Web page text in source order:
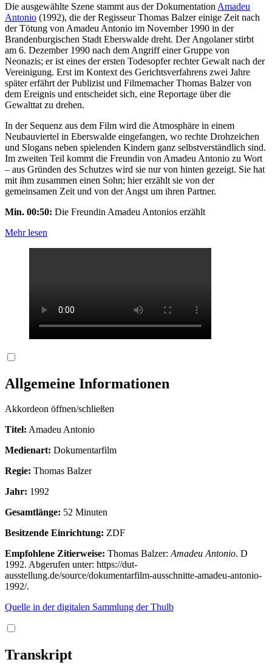
Die ausgewählte Szene stammt aus der Dokumentation Amadeu
Antonio (1992), die der Regisseur Thomas Balzer einige Zeit nach
der Tötung von Amadeu Antonio im November 1990 in der
Brandenburgischen Stadt Eberswalde dreht. Der Angolaner stirbt
am 6. Dezember 1990 nach dem Angriff einer Gruppe von
Neonazis; er ist eines der ersten Todesopfer rechter Gewalt nach der
Vereinigung. Erst im Kontext des Gerichtsverfahrens zwei Jahre
später erfährt der Publizist und Filmemacher Thomas Balzer von
dem Ereignis und entscheidet sich, eine Reportage über die
Gewalttat zu drehen.
In der Sequenz aus dem Film wird die Atmosphäre in einem
Neubauviertel in Eberswalde eingefangen, wo rechte Drohzeichen
und Slogans neben spielenden Kindern ganz selbstverständlich sind.
Im zweiten Teil kommt die Freundin von Amadeu Antonio zu Wort
– aus Gründen des Schutzes wird sie nur von hinten gezeigt. Sie hat
mit ihm zusammen einen Sohn; hier erzählt sie von der
gemeinsamen Zeit und von der Angst um ihren Partner.
Min. 00:50: Die Freundin Amadeu Antonios erzählt
Mehr lesen
Allgemeine Informationen
Akkordeon öffnen/schließen
Titel: Amadeu Antonio
Medienart: Dokumentarfilm
Regie: Thomas Balzer
Jahr: 1992
Gesamtlänge: 52 Minuten
Besitzende Einrichtung: ZDF
Empfohlene Zitierweise: Thomas Balzer:Amadeu Antonio. D
1992. Abgerufen unter: https://dut-
ausstellung.de/source/dokumentarfilm-ausschnitte-amadeu-antonio-
1992/.
Quelle in der digitalen Sammlung der Thulb
Transkript